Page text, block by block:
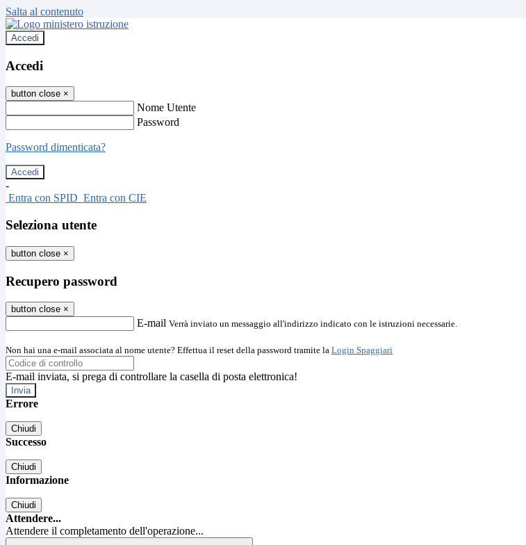
Salta al contenuto
Accedi
Accedi
button close ×
Nome Utente
Password
Password dimenticata?
-
Entra con SPID Entra con CIE
Seleziona utente
button close ×
Recupero password
button close ×
E-mail Verrà inviato un messaggio all'indirizzo indicato con le istruzioni necessarie.
Non hai una e-mail associata al nome utente? Effettua il reset della password tramite la Login Spaggiari
E-mail inviata, si prega di controllare la casella di posta elettronica!
Errore
Chiudi
Successo
Chiudi
Informazione
Chiudi
Attendere...
Attendere il completamento dell'operazione...